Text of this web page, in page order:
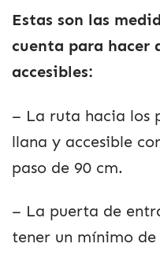
Estas son las
cuenta para hacer
accesibles:
– La ruta hacia los
llana y accesible
paso de 90 cm.
– La puerta de
tener un mínimo de